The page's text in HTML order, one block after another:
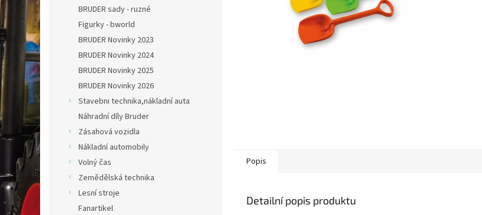
BRUDER sady - ruzné
Figurky - bworld
BRUDER Novinky 2023
BRUDER Novinky 2024
BRUDER Novinky 2025
BRUDER Novinky 2026
Stavebni technika,nákladní auta
Náhradní díly Bruder
Zásahová vozidla
Nákladní automobily
Volný čas
Zemědělská technika
Lesní stroje
Fanartikel
Popis
Detailní popis produktu